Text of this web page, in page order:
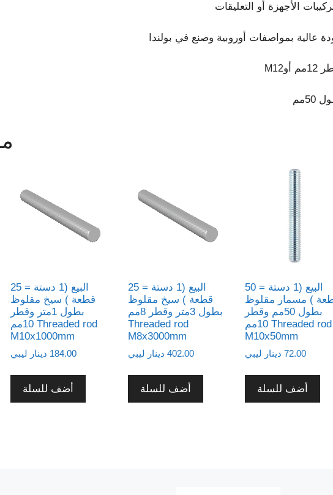
الأجهزة أو التعليقات
عالية بمواصفات أوروبية وصنع في بولندا
M12 أو
50مم
البيع (1 دستة = 25
قطعة ) سيخ مقلوظ
بطول 1متر وقطر
10مم Threaded rod
M10x1000mm
184.00 دينار ليبي
أضف للسلة
البيع (1 دستة = 25
قطعة ) سيخ مقلوظ
بطول 3متر وقطر 8مم
Threaded rod
M8x3000mm
402.00 دينار ليبي
أضف للسلة
البيع (1 دستة = 50
) مسمار مقلوظ
بطول 50مم وقطر
10مم Threaded rod
M10x50mm
72.00 دينار ليبي
أضف للسلة